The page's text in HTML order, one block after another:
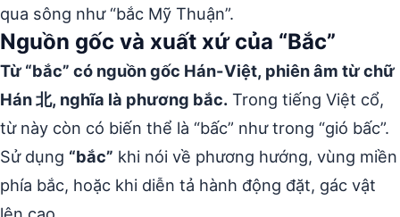
qua sông như “bắc Mỹ Thuận”.
Nguồn gốc và xuất xứ của “Bắc”
Từ “bắc” có nguồn gốc Hán-Việt, phiên âm từ chữ
Hán 北, nghĩa là phương bắc. Trong tiếng Việt cổ,
từ này còn có biến thể là “bấc” như trong “gió bấc”.
Sử dụng “bắc” khi nói về phương hướng, vùng miền
phía bắc, hoặc khi diễn tả hành động đặt, gác vật